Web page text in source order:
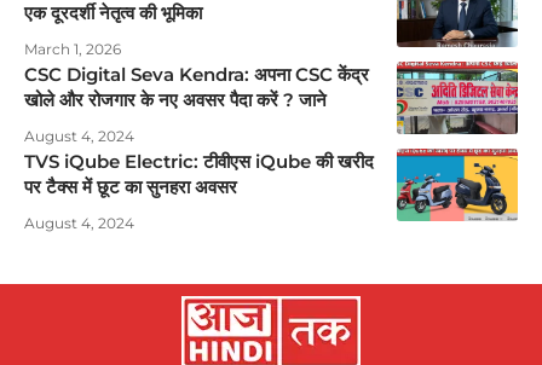
एक दूरदर्शी नेतृत्व की भूमिका
March 1, 2026
CSC Digital Seva Kendra: अपना CSC केंद्र
खोले और रोजगार के नए अवसर पैदा करें ? जाने
August 4, 2024
TVS iQube Electric: टीवीएस iQube की खरीद
पर टैक्स में छूट का सुनहरा अवसर
August 4, 2024